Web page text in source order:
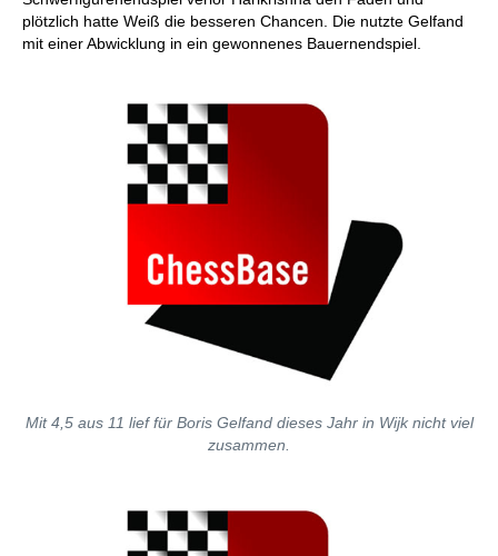
plötzlich hatte Weiß die besseren Chancen. Die nutzte Gelfand
mit einer Abwicklung in ein gewonnenes Bauernendspiel.
Mit 4,5 aus 11 lief für Boris Gelfand dieses Jahr in Wijk nicht viel
zusammen.